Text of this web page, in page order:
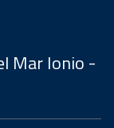
Mar Ionio -